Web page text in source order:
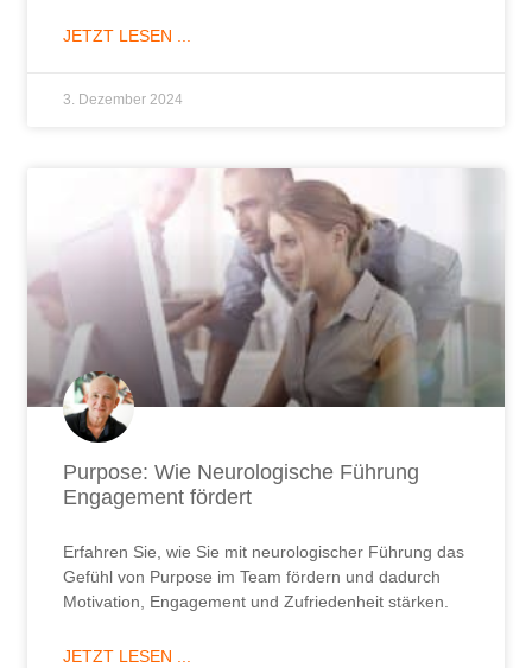
JETZT LESEN ...
3. Dezember 2024
Purpose: Wie Neurologische Führung
Engagement fördert
Erfahren Sie, wie Sie mit neurologischer Führung das
Gefühl von Purpose im Team fördern und dadurch
Motivation, Engagement und Zufriedenheit stärken.
JETZT LESEN ...